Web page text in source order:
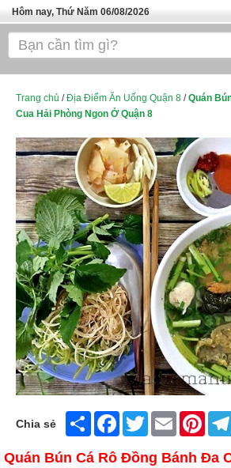
Hôm nay, Thứ Năm 06/08/2026
Trang chủ
Bánh - Đồ Ăn Vặt
TOP QUÁN ĂN
ĐỊA ĐIỂM ĂN UỐNG HÀ NỘI
Trang chủ /Địa Điểm Ăn Uống Quận 8 /Quán
Cua Hải Phòng Ngon Ở Quận 8
Chia sẻ Share FacebookTwitter Email
Quán Bún Cá Rô Đồng Bánh Đa